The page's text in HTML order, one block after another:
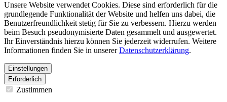
Unsere Website verwendet Cookies. Diese sind erforderlich für die
grundlegende Funktionalität der Website und helfen uns dabei, die
Benutzerfreundlichkeit stetig für Sie zu verbessern. Hierzu werden
beim Besuch pseudonymisierte Daten gesammelt und ausgewertet.
Ihr Einverständnis hierzu können Sie jederzeit widerrufen. Weitere
Informationen finden Sie in unsererDatenschutzerklärung.
Einstellungen
Erforderlich
Zustimmen